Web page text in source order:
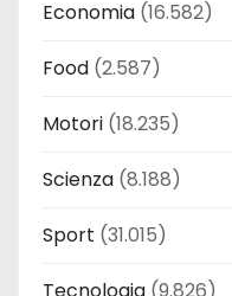
Economia (16.582)
Food (2.587)
Motori (18.235)
Scienza (8.188)
Sport (31.015)